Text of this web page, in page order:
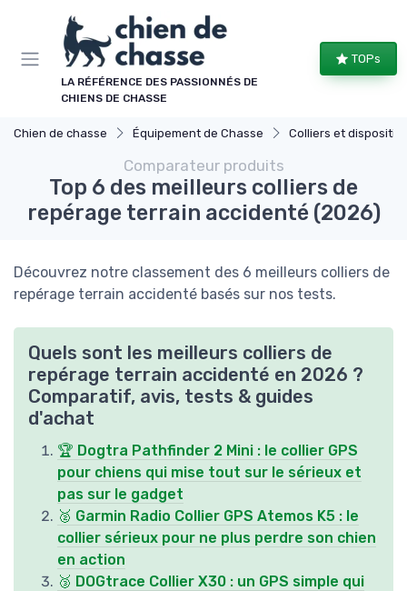
LA RÉFÉRENCE DES PASSIONNÉS DE
CHIENS DE CHASSE
TOPs
Chien de chasse Équipement de Chasse Colliers et dispositifs
Comparateur produits
Top 6 des meilleurs colliers de
repérage terrain accidenté (2026)
Découvrez notre classement des 6 meilleurs colliers de
repérage terrain accidenté basés sur nos tests.
Quels sont les meilleurs colliers de
repérage terrain accidenté en 2026 ?
Comparatif, avis, tests & guides
d'achat
🏆 Dogtra Pathfinder 2 Mini : le collier GPS
pour chiens qui mise tout sur le sérieux et
pas sur le gadget
🥈 Garmin Radio Collier GPS Atemos K5 : le
collier sérieux pour ne plus perdre son chien
en action
🥉 DOGtrace Collier X30 : un GPS simple qui
Panneau de gestion des cookies